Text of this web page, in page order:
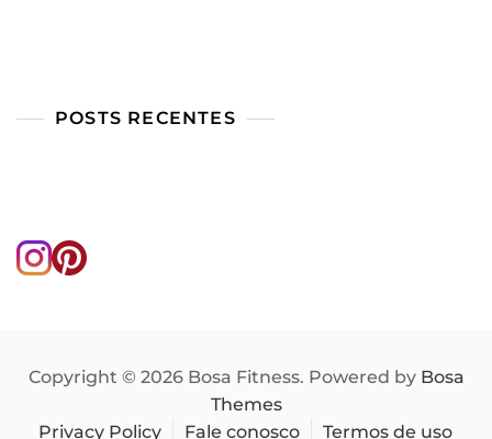
POSTS RECENTES
Copyright © 2026 Bosa Fitness. Powered by Bosa
Themes
Privacy Policy
Fale conosco Termos de uso